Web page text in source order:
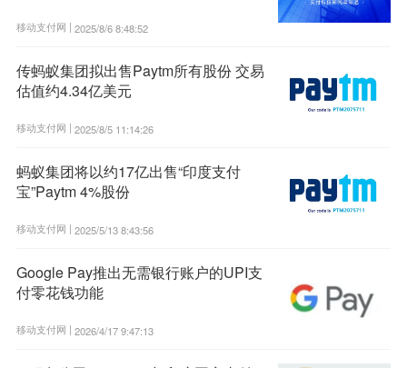
移动支付网 | 2025/8/6 8:48:52
传蚂蚁集团拟出售Paytm所有股份 交易
估值约4.34亿美元
移动支付网 | 2025/8/5 11:14:26
蚂蚁集团将以约17亿出售“印度支付
宝”Paytm 4%股份
移动支付网 | 2025/5/13 8:43:56
Google Pay推出无需银行账户的UPI支
付零花钱功能
移动支付网 | 2026/4/17 9:47:13